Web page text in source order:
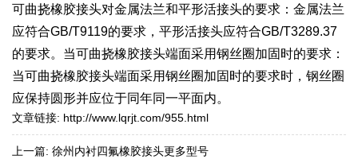
可曲挠橡胶接头对金属法兰和平形活接头的要求：金属法兰
应符合GB/T9119的要求，平形活接头应符合GB/T3289.37
的要求。当可曲挠橡胶接头端面采用钢丝圈加固时的要求：
当可曲挠橡胶接头端面采用钢丝圈加固时的要求时，钢丝圈
应保持圆形并应位于同年同一平面内。
文章链接: http://www.lqrjt.com/955.html
上一篇: 徐州内衬四氟橡胶接头更多型号